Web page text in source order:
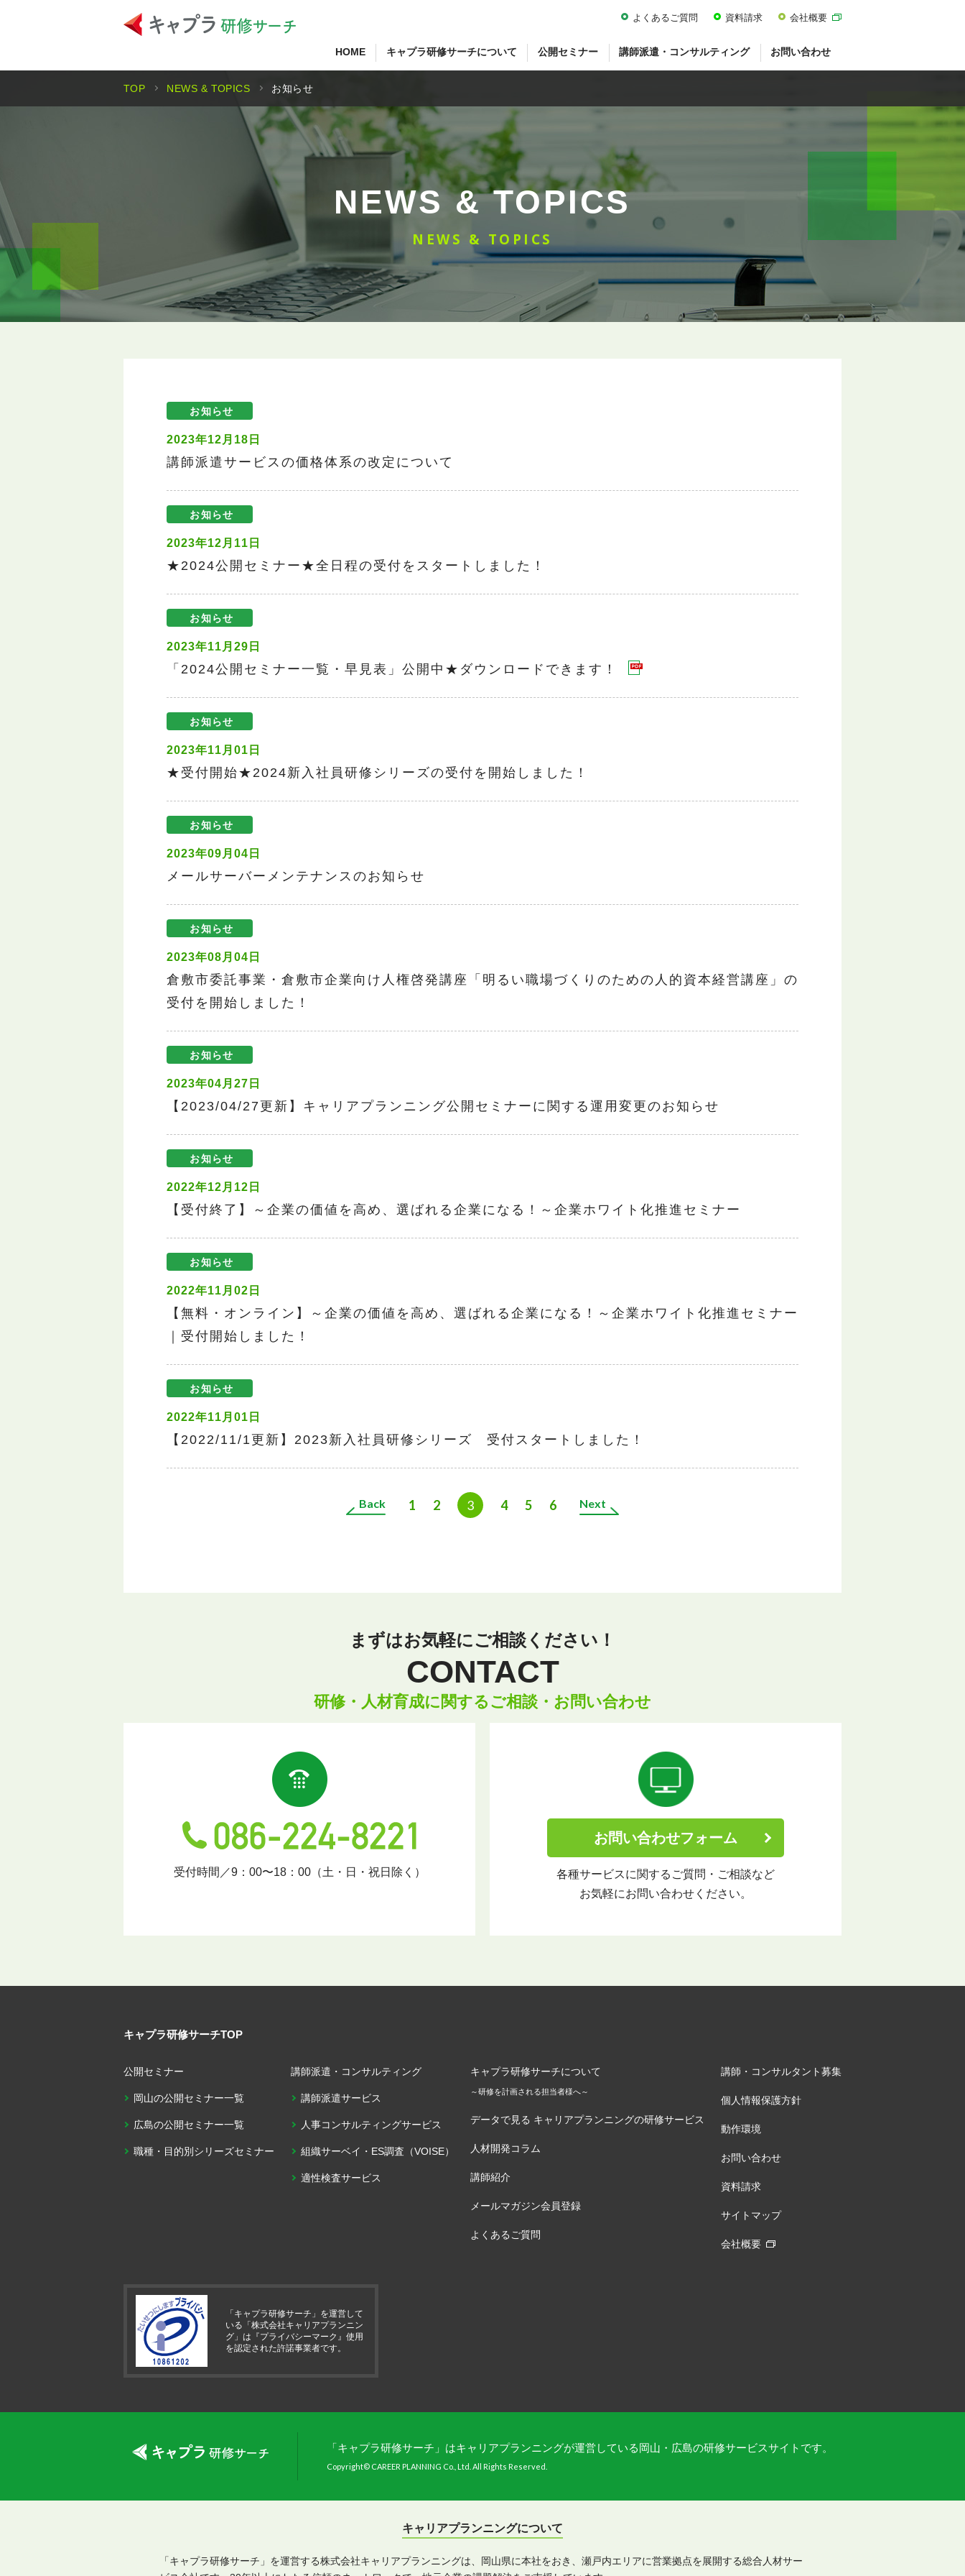
よくあるご質問 資料請求 会社概要
HOME キャプラ研修サーチについて 公開セミナー 講師派遣・コンサルティング お問い合わせ
NEWS & TOPICS
NEWS & TOPICS
TOP NEWS & TOPICS お知らせ
お知らせ
2023年12月18日
講師派遣サービスの価格体系の改定について
お知らせ
2023年12月11日
★2024公開セミナー★全日程の受付をスタートしました！
お知らせ
2023年11月29日
「2024公開セミナー一覧・早見表」公開中★ダウンロードできます！
お知らせ
2023年11月01日
★受付開始★2024新入社員研修シリーズの受付を開始しました！
お知らせ
2023年09月04日
メールサーバーメンテナンスのお知らせ
お知らせ
2023年08月04日
倉敷市委託事業・倉敷市企業向け人権啓発講座「明るい職場づくりのための人的資本経営講座」の
受付を開始しました！
お知らせ
2023年04月27日
【2023/04/27更新】キャリアプランニング公開セミナーに関する運用変更のお知らせ
お知らせ
2022年12月12日
【受付終了】～企業の価値を高め、選ばれる企業になる！～企業ホワイト化推進セミナー
お知らせ
2022年11月02日
【無料・オンライン】～企業の価値を高め、選ばれる企業になる！～企業ホワイト化推進セミナー
｜受付開始しました！
お知らせ
2022年11月01日
【2022/11/1更新】2023新入社員研修シリーズ 受付スタートしました！
Back 1 2 3 4 5 6 Next
まずはお気軽にご相談ください！
CONTACT
研修・人材育成に関するご相談・お問い合わせ
受付時間／9：00〜18：00（土・日・祝日除く）
お問い合わせフォーム
各種サービスに関する ご質問・ご相談など
お気軽にお問い合わせください。
キャプラ研修サーチTOP
公開セミナー
岡山の公開セミナー一覧
広島の公開セミナー一覧
職種・目的別シリーズセミナー
講師派遣・コンサルティング
講師派遣サービス
人事コンサルティングサービス
組織サーベイ・ES調査（VOISE）
適性検査サービス
キャプラ研修サーチについて
～研修を計画される担当者様へ～
データで見る キャリアプランニングの研修サービス
人材開発コラム
講師紹介
メールマガジン会員登録
よくあるご質問
講師・コンサルタント募集
個人情報保護方針
動作環境
お問い合わせ
資料請求
サイトマップ
会社概要
「キャプラ研修サーチ」を運営して
いる「株式会社キャリアプランニン
グ」は『プライバシーマーク』使用
を認定された許諾事業者です。
「キャプラ研修サーチ」はキャリアプランニングが運営している岡山・広島の研修サービスサイトです。
Copyright© CAREER PLANNING Co., Ltd. All Rights Reserved.
キャリアプランニングについて
「キャプラ研修サーチ」を運営する株式会社キャリアプランニングは、岡山県に本社をおき、瀬戸内エリアに営業拠点を展開する総合人材サー